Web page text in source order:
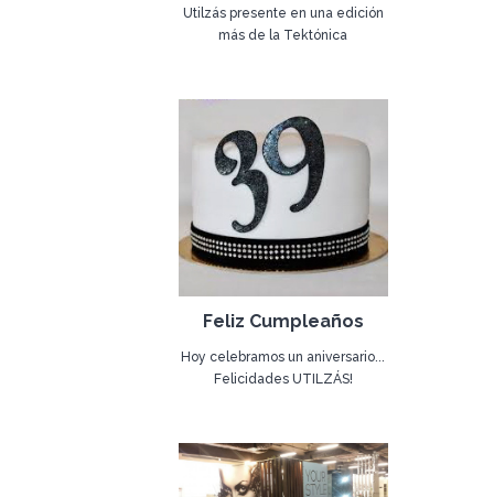
Utilzás presente en una edición
más de la Tektónica
Feliz Cumpleaños
Hoy celebramos un aniversario...
Felicidades UTILZÁS!